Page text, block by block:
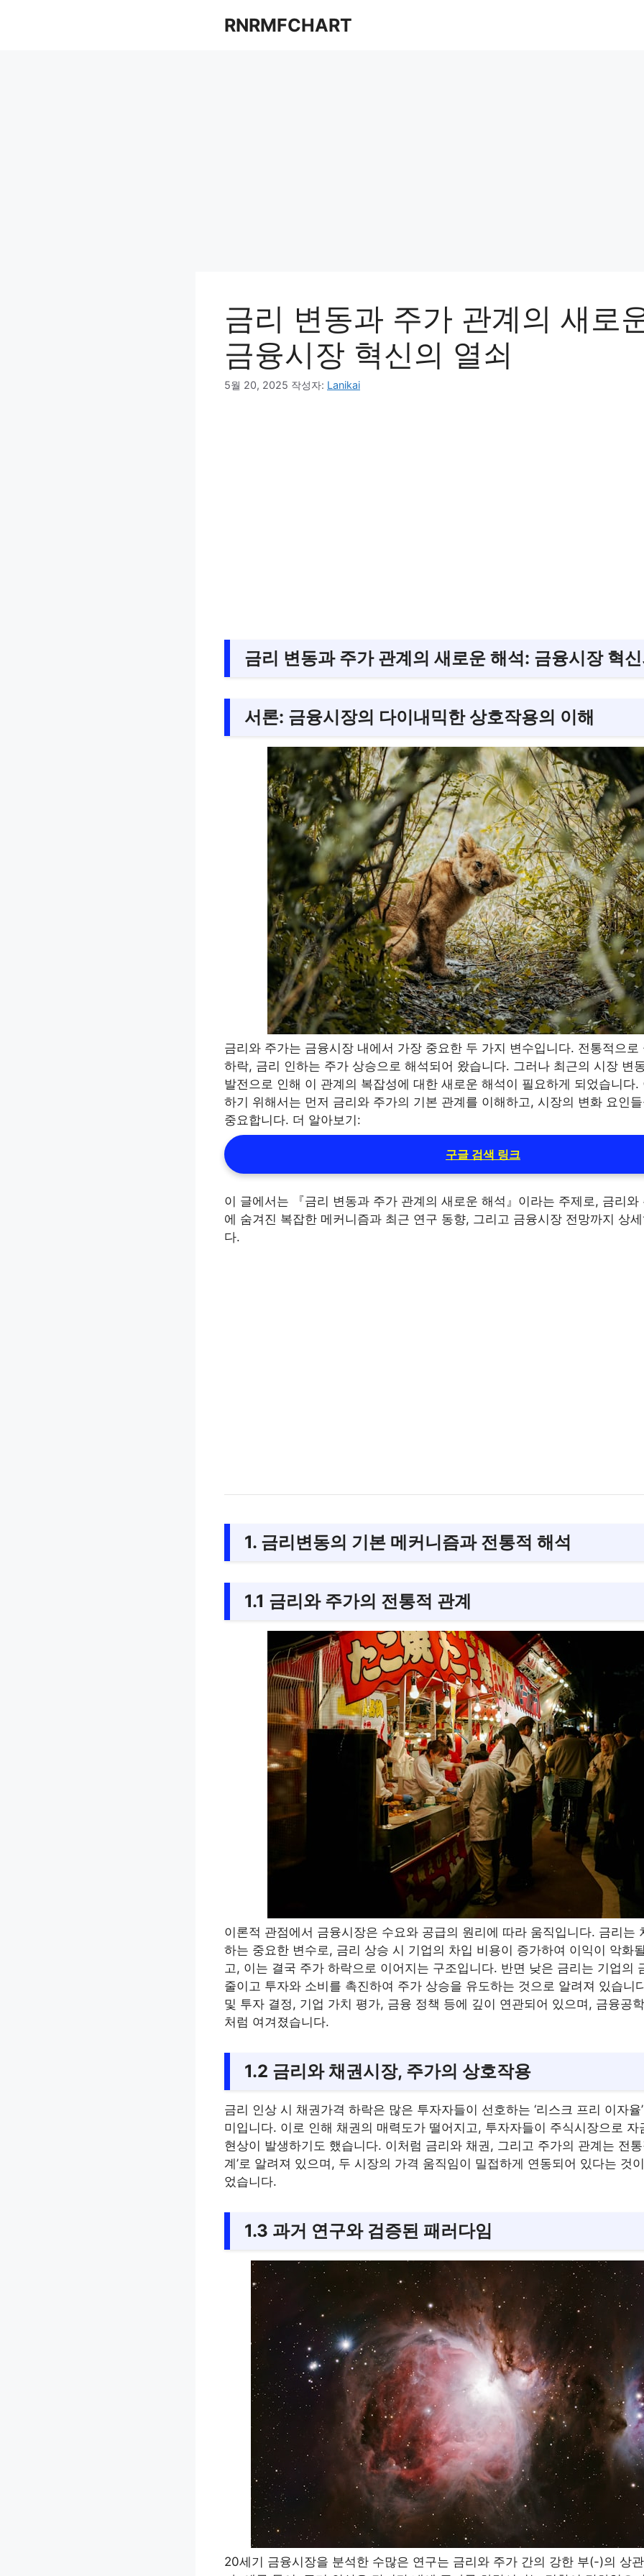
RNRMFCHART
금리 변동과 주가 관계의 새로
금융시장 혁신의 열쇠
5월 20, 2025 작성자: Lanikai
금리 변동과 주가 관계의 새로운 해석: 금융시장 혁
서론: 금융시장의 다이내믹한 상호작용의 이해
금리와 주가는 금융시장 내에서 가장 중요한 두 가지 변수입니다. 전통적으로
하락, 금리 인하는 주가 상승으로 해석되어 왔습니다. 그러나 최근의 시장 변
발전으로 인해 이 관계의 복잡성에 대한 새로운 해석이 필요하게 되었습니다.
하기 위해서는 먼저 금리와 주가의 기본 관계를 이해하고, 시장의 변화 요인
중요합니다. 더 알아보기:
구글 검색 링크
이 글에서는 『금리 변동과 주가 관계의 새로운 해석』이라는 주제로, 금리와
에 숨겨진 복잡한 메커니즘과 최근 연구 동향, 그리고 금융시장 전망까지 상
다.
1. 금리변동의 기본 메커니즘과 전통적 해석
1.1 금리와 주가의 전통적 관계
이론적 관점에서 금융시장은 수요와 공급의 원리에 따라 움직입니다. 금리는
하는 중요한 변수로, 금리 상승 시 기업의 차입 비용이 증가하여 이익이 악화
고, 이는 결국 주가 하락으로 이어지는 구조입니다. 반면 낮은 금리는 기업의
줄이고 투자와 소비를 촉진하여 주가 상승을 유도하는 것으로 알려져 있습니
및 투자 결정, 기업 가치 평가, 금융 정책 등에 깊이 연관되어 있으며, 금융공
처럼 여겨졌습니다.
1.2 금리와 채권시장, 주가의 상호작용
금리 인상 시 채권가격 하락은 많은 투자자들이 선호하는 ‘리스크 프리 이자율
미입니다. 이로 인해 채권의 매력도가 떨어지고, 투자자들이 주식시장으로 자
현상이 발생하기도 했습니다. 이처럼 금리와 채권, 그리고 주가의 관계는 전통
계’로 알려져 있으며, 두 시장의 가격 움직임이 밀접하게 연동되어 있다는 것
었습니다.
1.3 과거 연구와 검증된 패러다임
20세기 금융시장을 분석한 수많은 연구는 금리와 주가 간의 강한 부(-)의 상